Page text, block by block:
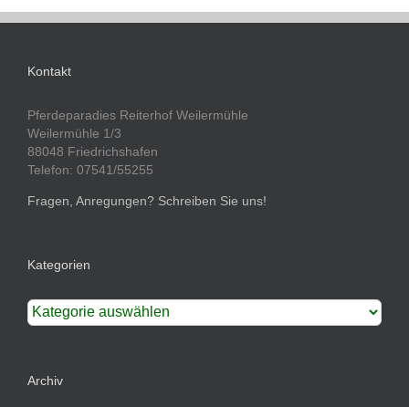
Kontakt
Pferdeparadies Reiterhof Weilermühle
Weilermühle 1/3
88048 Friedrichshafen
Telefon: 07541/55255
Fragen, Anregungen? Schreiben Sie uns!
Kategorien
Kategorien
Archiv